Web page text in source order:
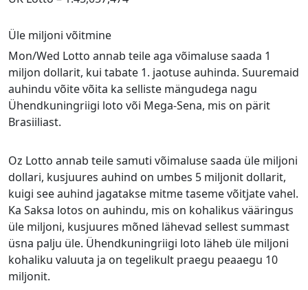
Üle miljoni võitmine
Mon/Wed Lotto annab teile aga võimaluse saada 1
miljon dollarit, kui tabate 1. jaotuse auhinda. Suuremaid
auhindu võite võita ka selliste mängudega nagu
Ühendkuningriigi loto või Mega-Sena, mis on pärit
Brasiiliast.
Oz Lotto annab teile samuti võimaluse saada üle miljoni
dollari, kusjuures auhind on umbes 5 miljonit dollarit,
kuigi see auhind jagatakse mitme taseme võitjate vahel.
Ka Saksa lotos on auhindu, mis on kohalikus vääringus
üle miljoni, kusjuures mõned lähevad sellest summast
üsna palju üle. Ühendkuningriigi loto läheb üle miljoni
kohaliku valuuta ja on tegelikult praegu peaaegu 10
miljonit.